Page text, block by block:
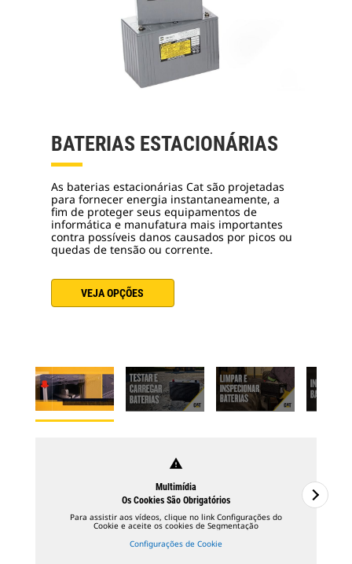
BATERIAS ESTACIONÁRIAS
As baterias estacionárias Cat são projetadas
para fornecer energia instantaneamente, a
fim de proteger seus equipamentos de
informática e manufatura mais importantes
contra possíveis danos causados por picos ou
quedas de tensão ou corrente.
VEJA OPÇÕES
warning
Multimídia
Os Cookies São Obrigatórios
Para assistir aos vídeos, clique no link Configurações do
Cookie e aceite os cookies de Segmentação
Configurações de Cookie